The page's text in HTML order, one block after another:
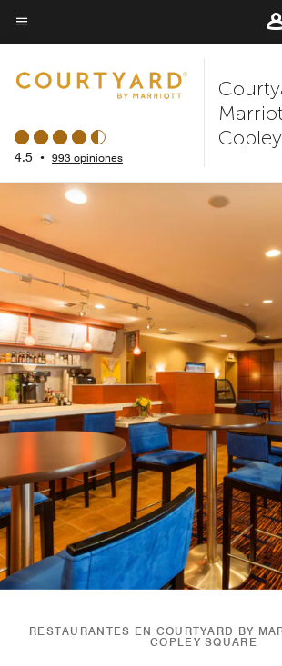
Skip
to
content
Texto del menú
4.5 • 993 opiniones
RESTAURANTES EN COURTYARD BY
COPLEY SQUARE